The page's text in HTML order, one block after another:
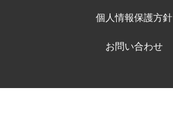
個人情報保護方針
お問い合わせ